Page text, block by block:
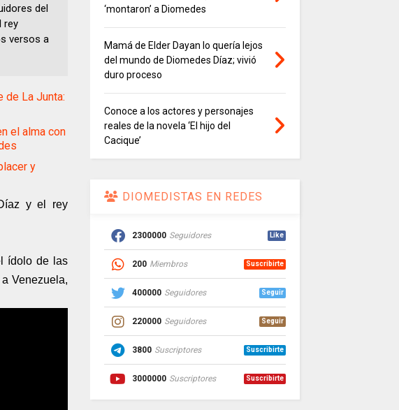
del
rey
versos a
de La Junta:
el alma con
y
y el rey
ídolo de las
Venezuela,
‘montaron’ a Diomedes
Mamá de Elder Dayan lo quería lejos
del mundo de Diomedes Díaz; vivió
duro proceso
Conoce a los actores y personajes
reales de la novela ‘El hijo del
Cacique’
DIOMEDISTAS EN REDES
2300000 Seguidores Like
200 Miembros Suscribirte
400000 Seguidores Seguir
220000 Seguidores Seguir
3800 Suscriptores Suscribirte
3000000 Suscriptores Suscribirte